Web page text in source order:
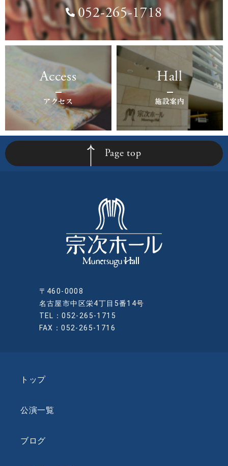
052-265-1718
Access
アクセス
Hall
施設案内
Page top
〒460-0008
名古屋市中区栄4丁目5番14号
TEL：052-265-1715
FAX：052-265-1716
トップ
公演一覧
ブログ